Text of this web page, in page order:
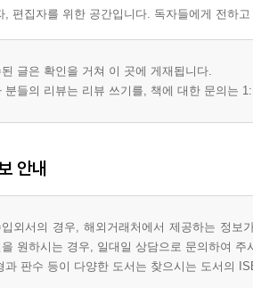
, 편집자를 위한 공간입니다. 독자들에게 전하
된 글은 확인을 거쳐 이 곳에 게재됩니다.
분들의 리뷰는 리뷰 쓰기를, 책에 대한 문의는
안내
입외서의 경우, 해외거래처에서 제공하는 정
을 원하시는 경우, 일대일 상담으로 문의하여 주
과 판수 등이 다양한 도서는 찾으시는 도서의